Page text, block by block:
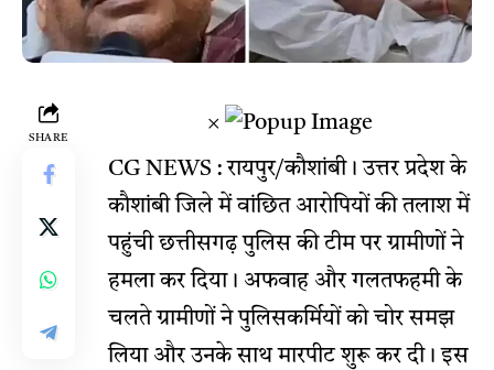
SHARE
×
CG NEWS : रायपुर/कौशांबी। उत्तर प्रदेश के
कौशांबी जिले में वांछित आरोपियों की तलाश में
पहुंची छत्तीसगढ़ पुलिस की टीम पर ग्रामीणों ने
हमला कर दिया। अफवाह और गलतफहमी के
चलते ग्रामीणों ने पुलिसकर्मियों को चोर समझ
लिया और उनके साथ मारपीट शुरू कर दी। इस